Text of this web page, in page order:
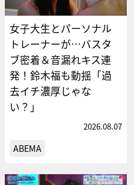
女子大生とパーソナル
トレーナーが…バスタ
ブ密着＆音漏れキス連
発！鈴木福も動揺「過
去イチ濃厚じゃな
い？」
2026.08.07
ABEMA